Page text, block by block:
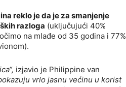
reklo je da je za smanjenje
razloga (uključujući 40%
na mlađe od 35 godina i 77%
izjavio je Philippine van
vrlo jasnu većinu u korist